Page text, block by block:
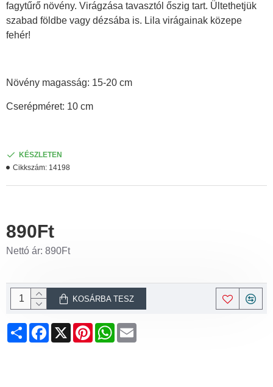
fagytűrő növény. Virágzása tavasztól őszig tart. Ültethetjük
szabad földbe vagy dézsába is. Lila virágainak közepe
fehér!
Növény magasság: 15-20 cm
Cserépméret: 10 cm
KÉSZLETEN
Cikkszám: 14198
890Ft
Nettó ár: 890Ft
KOSÁRBA TESZ
ShareFacebook
X PinterestWhatsApp